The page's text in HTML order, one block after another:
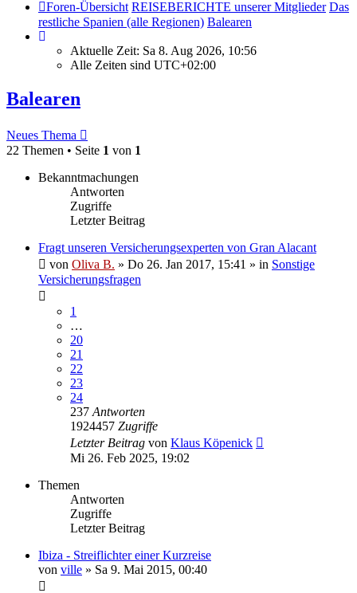
Foren-Übersicht REISEBERICHTE unserer Mitglieder Das
restliche Spanien (alle Regionen) Balearen
Aktuelle Zeit: Sa 8. Aug 2026, 10:56
Alle Zeiten sind UTC+02:00
Balearen
Neues Thema
22 Themen • Seite 1 von 1
Bekanntmachungen
Antworten
Zugriffe
Letzter Beitrag
Fragt unseren Versicherungsexperten von Gran Alacant
von Oliva B. » Do 26. Jan 2017, 15:41 » in Sonstige
Versicherungsfragen
1
…
20
21
22
23
24
237 Antworten
1924457 Zugriffe
Letzter Beitrag von Klaus Köpenick
Mi 26. Feb 2025, 19:02
Themen
Antworten
Zugriffe
Letzter Beitrag
Ibiza - Streiflichter einer Kurzreise
von ville » Sa 9. Mai 2015, 00:40